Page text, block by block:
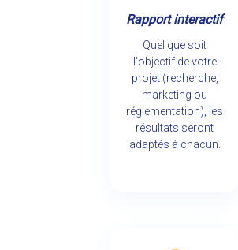
Rapport interactif
Quel que soit
l'objectif de votre
projet (recherche,
marketing ou
réglementation), les
résultats seront
adaptés à chacun.